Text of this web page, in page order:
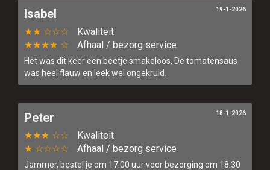
Isabel
★★ ☆☆☆
Kwaliteit
★★★★ ☆
Afhaal / bezorg service
Het was dit keer een beetje smakeloos. De tomatensaus
was heel flauw en leek wel ongekruid.
19-1-2026
Peter
★★★ ☆☆
Kwaliteit
★ ☆☆☆☆
Afhaal / bezorg service
Jammer, bestel je om 17.00 uur voor bezorging om 18.30
18-1-2026